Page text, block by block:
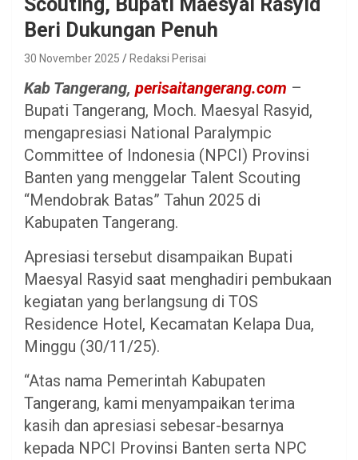
Beri Dukungan Penuh
30 November 2025 Redaksi Perisai
Kab Tangerang, perisaitangerang.com –
Bupati Tangerang, Moch. Maesyal Rasyid,
mengapresiasi National Paralympic
Committee of Indonesia (NPCI) Provinsi
Banten yang menggelar Talent Scouting
“Mendobrak Batas” Tahun 2025 di
Kabupaten Tangerang.
Apresiasi tersebut disampaikan Bupati
Maesyal Rasyid saat menghadiri pembukaan
kegiatan yang berlangsung di TOS
Residence Hotel, Kecamatan Kelapa Dua,
Minggu (30/11/25).
“Atas nama Pemerintah Kabupaten
Tangerang, kami menyampaikan terima
kasih dan apresiasi sebesar-besarnya
kepada NPCI Provinsi Banten serta NPC